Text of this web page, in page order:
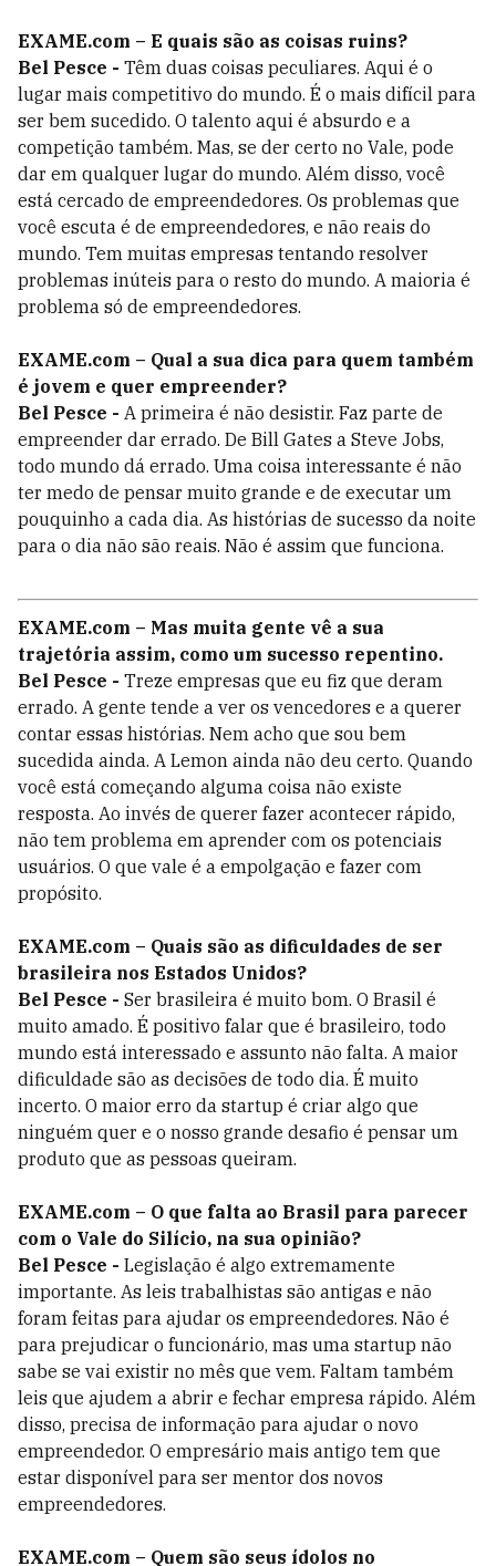
EXAME.com – E quais são as coisas ruins?
Bel Pesce - Têm duas coisas peculiares. Aqui é o
lugar mais competitivo do mundo. É o mais difícil para
ser bem sucedido. O talento aqui é absurdo e a
competição também. Mas, se der certo no Vale, pode
dar em qualquer lugar do mundo. Além disso, você
está cercado de empreendedores. Os problemas que
você escuta é de empreendedores, e não reais do
mundo. Tem muitas empresas tentando resolver
problemas inúteis para o resto do mundo. A maioria é
problema só de empreendedores.
EXAME.com – Qual a sua dica para quem também
é jovem e quer empreender?
Bel Pesce - A primeira é não desistir. Faz parte de
empreender dar errado. De Bill Gates a Steve Jobs,
todo mundo dá errado. Uma coisa interessante é não
ter medo de pensar muito grande e de executar um
pouquinho a cada dia. As histórias de sucesso da noite
para o dia não são reais. Não é assim que funciona.
EXAME.com – Mas muita gente vê a sua
trajetória assim, como um sucesso repentino.
Bel Pesce - Treze empresas que eu fiz que deram
errado. A gente tende a ver os vencedores e a querer
contar essas histórias. Nem acho que sou bem
sucedida ainda. A Lemon ainda não deu certo. Quando
você está começando alguma coisa não existe
resposta. Ao invés de querer fazer acontecer rápido,
não tem problema em aprender com os potenciais
usuários. O que vale é a empolgação e fazer com
propósito.
EXAME.com – Quais são as dificuldades de ser
brasileira nos Estados Unidos?
Bel Pesce - Ser brasileira é muito bom. O Brasil é
muito amado. É positivo falar que é brasileiro, todo
mundo está interessado e assunto não falta. A maior
dificuldade são as decisões de todo dia. É muito
incerto. O maior erro da startup é criar algo que
ninguém quer e o nosso grande desafio é pensar um
produto que as pessoas queiram.
EXAME.com – O que falta ao Brasil para parecer
com o Vale do Silício, na sua opinião?
Bel Pesce - Legislação é algo extremamente
importante. As leis trabalhistas são antigas e não
foram feitas para ajudar os empreendedores. Não é
para prejudicar o funcionário, mas uma startup não
sabe se vai existir no mês que vem. Faltam também
leis que ajudem a abrir e fechar empresa rápido. Além
disso, precisa de informação para ajudar o novo
empreendedor. O empresário mais antigo tem que
estar disponível para ser mentor dos novos
empreendedores.
EXAME.com – Quem são seus ídolos no